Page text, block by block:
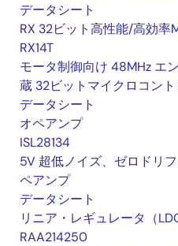
データシート
RX 32ビット高性能/高効率
RX14T
モータ制御向け 48MHz エ
蔵 32ビットマイクロコント
データシート
オペアンプ
ISL28134
5V 超低ノイズ、ゼロドリ
ペアンプ
データシート
リニア・レギュレータ（
RAA214250